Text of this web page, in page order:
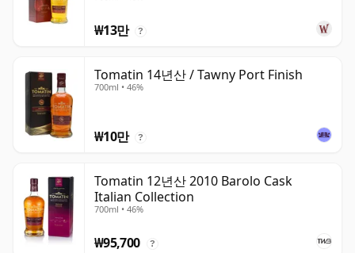
₩13만 ?
Tomatin 14년산 / Tawny Port Finish
700ml • 46%
₩10만 ?
Tomatin 12년산 2010 Barolo Cask
Italian Collection
700ml • 46%
₩95,700 ?